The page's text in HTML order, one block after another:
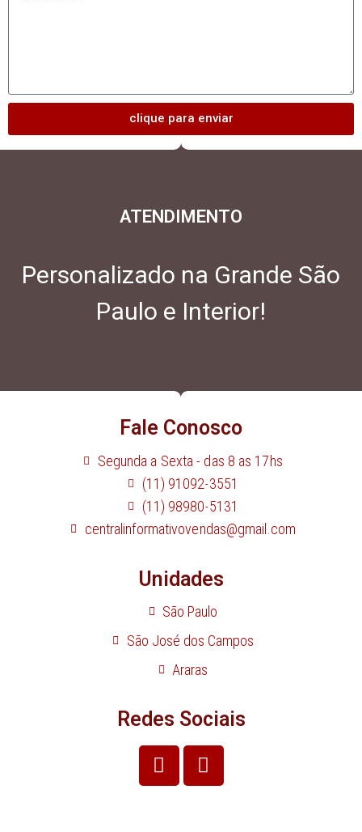
clique para enviar
ATENDIMENTO
Personalizado na Grande São
Paulo e Interior!
Fale Conosco
Segunda a Sexta - das 8 as 17hs
(11) 91092-3551
(11) 98980-5131
centralinformativovendas@gmail.com
Unidades
São Paulo
São José dos Campos
Araras
Redes Sociais